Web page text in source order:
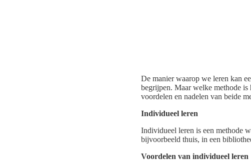
De manier waarop we leren kan
begrijpen. Maar welke methode
voordelen en nadelen van beide
Individueel leren
Individueel leren is een methode
bijvoorbeeld thuis, in een
Voordelen van individueel leren